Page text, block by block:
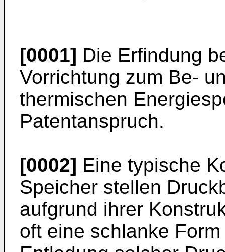
[0001] Die Erfindung
Vorrichtung zum Be-
thermischen
Patentanspruch.
[0002] Eine typische
Speicher stellen
aufgrund ihrer
oft eine schlanke